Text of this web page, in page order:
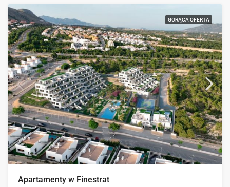
GORĄCA OFERTA
Apartamenty w Finestrat